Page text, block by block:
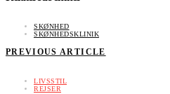
SKØNHED
SKØNHEDSKLINIK
PREVIOUS ARTICLE
LIVSSTIL
REJSER